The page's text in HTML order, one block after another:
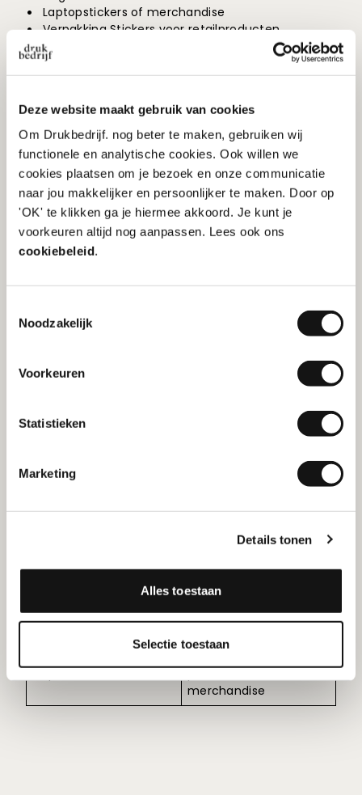
Deze website maakt gebruik van cookies
Om Drukbedrijf. nog beter te maken, gebruiken wij
functionele en analytische cookies. Ook willen we
cookies plaatsen om je bezoek en onze communicatie
naar jou makkelijker en persoonlijker te maken. Door op
'OK' te klikken ga je hiermee akkoord. Je kunt je
voorkeuren altijd nog aanpassen. Lees ook ons
cookiebeleid.
Noodzakelijk
Voorkeuren
Statistieken
Marketing
Details tonen
Alles toestaan
Selectie toestaan
Laptopstickers of merchandise
Verpakking Stickers voor retailproducten
Promotie Stickers voor festivals of evenementen
Branding stickers die klanten zelf ergens kunnen
plakken
Het verschil tussen de
snijwijzen
Het belangrijkste verschil zit hem in de snijdiepte.
Kiss cut snijdt alleen de bovenste laag door. Kiss cut
stuk geleverd, sluiten strak aan op de contouren van
het ontwerp en zien er direct professioneel uit, ook
Stickers blijven op een
Stickers wordt volledig
Alleen de bovenste laag
wordt gesneden
Sticker is direct
gebruiksklaar zonder vel
(geschikt ook voor
meerdere ontwerpen
op één vel)
geleverd (vorm van het
ontwerp komt direct
naar voren)
merchandise